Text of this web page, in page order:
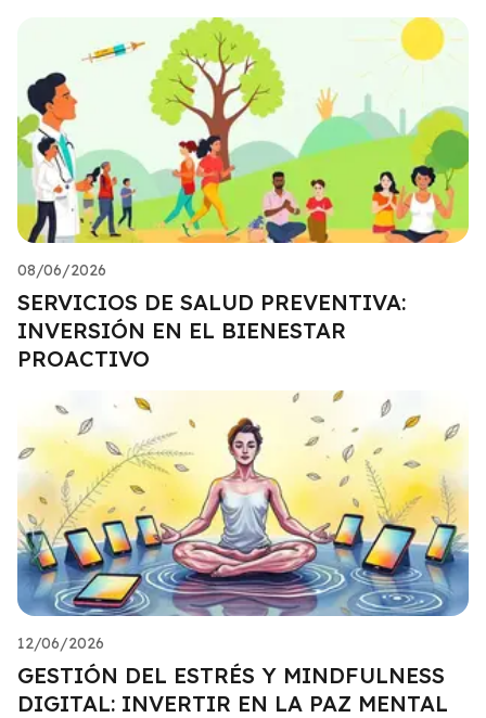
08/06/2026
SERVICIOS DE SALUD PREVENTIVA:
INVERSIÓN EN EL BIENESTAR
PROACTIVO
12/06/2026
GESTIÓN DEL ESTRÉS Y MINDFULNESS
DIGITAL: INVERTIR EN LA PAZ MENTAL